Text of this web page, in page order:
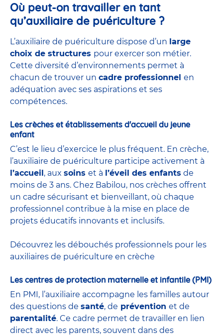
Où peut-on travailler en tant
qu’auxiliaire de puériculture ?
L’auxiliaire de puériculture dispose d’un large
choix de structures pour exercer son métier.
Cette diversité d’environnements permet à
chacun de trouver un cadre professionnel en
adéquation avec ses aspirations et ses
compétences.
Les crèches et établissements d'accueil du jeune
enfant
C’est le lieu d’exercice le plus fréquent. En crèche,
l’auxiliaire de puériculture participe activement à
l’accueil , aux soins et à l’éveil des enfants de
moins de 3 ans. Chez Babilou, nos crèches offrent
un cadre sécurisant et bienveillant, où chaque
professionnel contribue à la mise en place de
projets éducatifs innovants et inclusifs.
Découvrez les débouchés professionnels pour les
auxiliaires de puériculture en crèche
Les centres de protection maternelle et infantile (PMI)
En PMI, l’auxiliaire accompagne les familles autour
des questions de santé, de prévention et de
parentalité. Ce cadre permet de travailler en lien
direct avec les parents, souvent dans des